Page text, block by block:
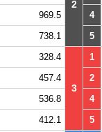
2
969.5 4
738.1 5
328.4
3
1
457.4 2
536.8 4
412.1 5